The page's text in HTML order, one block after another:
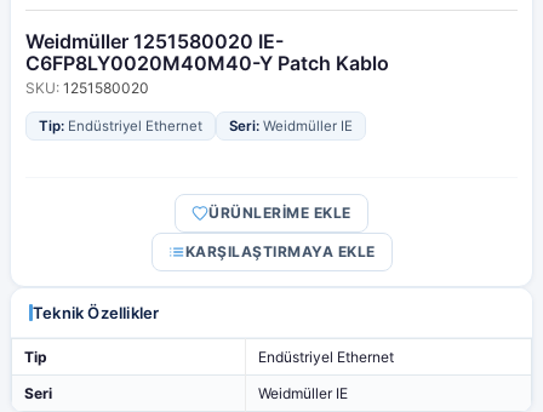
Weidmüller 1251580020 IE-
C6FP8LY0020M40M40-Y Patch Kablo
SKU: 1251580020
Tip: Endüstriyel Ethernet Seri: Weidmüller IE
ÜRÜNLERİME EKLE
KARŞILAŞTIRMAYA EKLE
Teknik Özellikler
Tip
Endüstriyel Ethernet
Seri
Weidmüller IE